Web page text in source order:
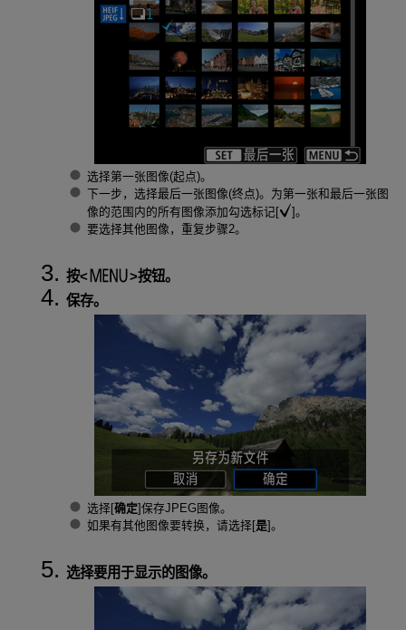
选择第一张图像(起点)。
下一步，选择最后一张图像(终点)。为第一张和最后一张图
像的范围内的所有图像添加勾选标记[
]。
要选择其他图像，重复步骤2。
按
按钮。
保存。
选择[确定]保存JPEG图像。
如果有其他图像要转换，请选择[是]。
选择要用于显示的图像。